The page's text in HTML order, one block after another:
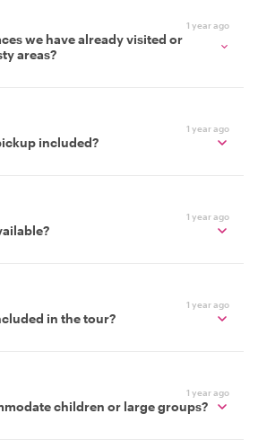
1 year ago
we have already visited or
areas?
1 year ago
included?
1 year ago
1 year ago
in the tour?
1 year ago
children or large groups?